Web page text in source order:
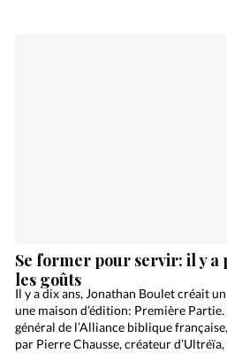
Se former pour servir: il y a
les goûts
Il y a dix ans, Jonathan Boulet créait
une maison d’édition: Première
général de l’Alliance biblique
par Pierre Chausse, créateur